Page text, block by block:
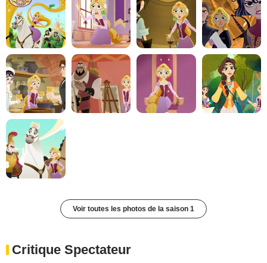
Voir toutes les photos de la saison 1
Critique Spectateur